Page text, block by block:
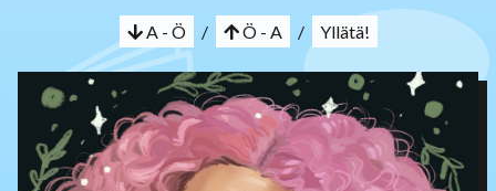
A - Ö / Ö - A / Yllätä!